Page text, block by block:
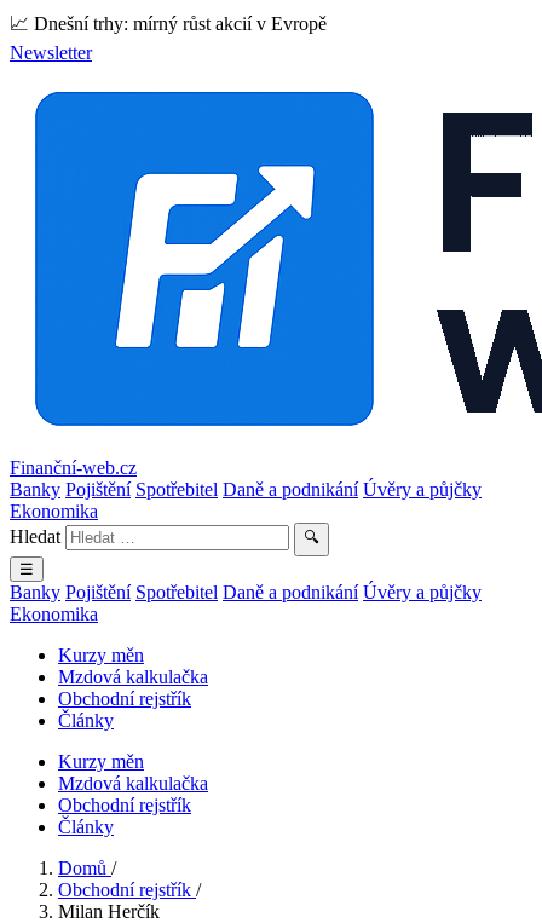
📈 Dnešní trhy: mírný růst akcií v Evropě
Newsletter
Finanční-web.cz
Banky Pojištění Spotřebitel Daně a podnikání Úvěry a půjčky
Ekonomika
Hledat
🔍
☰
Banky Pojištění Spotřebitel Daně a podnikání Úvěry a půjčky
Ekonomika
Kurzy měn
Mzdová kalkulačka
Obchodní rejstřík
Články
Kurzy měn
Mzdová kalkulačka
Obchodní rejstřík
Články
Domů /
Obchodní rejstřík /
Milan Herčík